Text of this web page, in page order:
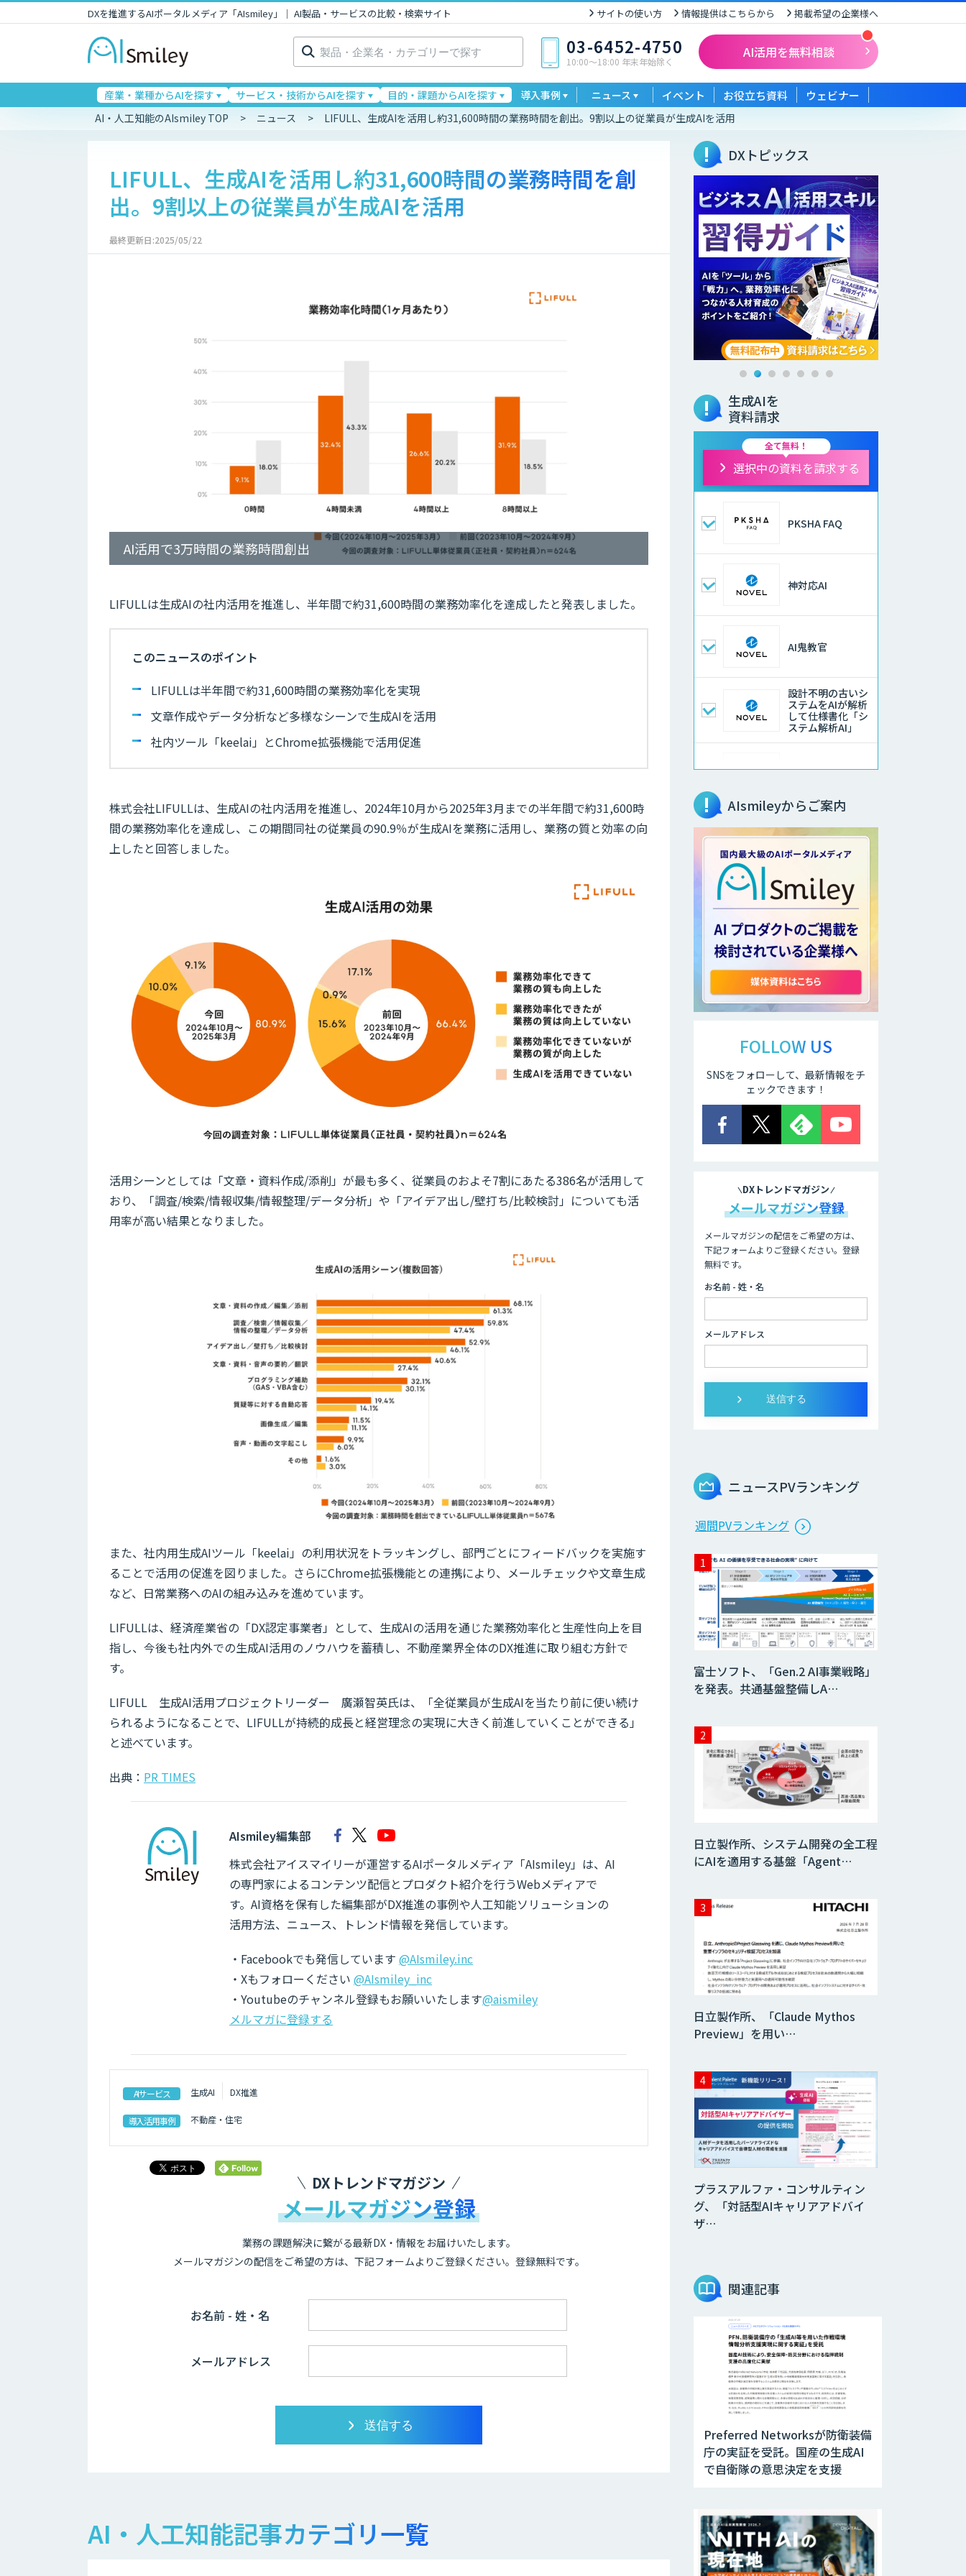
DXを推進するAIポータルメディア「AIsmiley」｜ AI製品・サービスの比較・検索サイト サイトの使い方 情報提供はこちらから 掲載希望の企業様へ
検
索: 03-6452-4750
10:00〜18:00 年末年始除く
AI活用を無料相談
産業・業種からAIを探す サービス・技術からAIを探す 目的・課題からAIを探す 導入事例 ニュース イベント お役立ち資料 ウェビナー
AI・人工知能のAIsmiley TOP ニュース LIFULL、生成AIを活用し約31,600時間の業務時間を創出。9割以上の従業員が生成AIを活用
LIFULL、生成AIを活用し約31,600時間の業務時間を創
出。9割以上の従業員が生成AIを活用
最終更新日:2025/05/22
AI活用で3万時間の業務時間創出
LIFULLは生成AIの社内活用を推進し、半年間で約31,600時間の業務効率化を達成したと発表しました。
このニュースのポイント
LIFULLは半年間で約31,600時間の業務効率化を実現
文章作成やデータ分析など多様なシーンで生成AIを活用
社内ツール「keelai」とChrome拡張機能で活用促進
株式会社LIFULLは、生成AIの社内活用を推進し、2024年10月から2025年3月までの半年間で約31,600時
間の業務効率化を達成し、この期間同社の従業員の90.9％が生成AIを業務に活用し、業務の質と効率の向
上したと回答しました。
活用シーンとしては「文章・資料作成/添削」が最も多く、従業員のおよそ7割にあたる386名が活用して
おり、「調査/検索/情報収集/情報整理/データ分析」や「アイデア出し/壁打ち/比較検討」についても活
用率が高い結果となりました。
また、社内用生成AIツール「keelai」の利用状況をトラッキングし、部門ごとにフィードバックを実施す
ることで活用の促進を図りました。さらにChrome拡張機能との連携により、メールチェックや文章生成
など、日常業務へのAIの組み込みを進めています。
LIFULLは、経済産業省の「DX認定事業者」として、生成AIの活用を通じた業務効率化と生産性向上を目
指し、今後も社内外での生成AI活用のノウハウを蓄積し、不動産業界全体のDX推進に取り組む方針で
す。
LIFULL 生成AI活用プロジェクトリーダー 廣瀬智英氏は、「全従業員が生成AIを当たり前に使い続け
られるようになることで、LIFULLが持続的成長と経営理念の実現に大きく前進していくことができる」
と述べています。
出典： PR TIMES
AIsmiley編集部
株式会社アイスマイリーが運営するAIポータルメディア「AIsmiley」は、AI
の専門家によるコンテンツ配信とプロダクト紹介を行うWebメディアで
す。AI資格を保有した編集部がDX推進の事例や人工知能ソリューションの
活用方法、ニュース、トレンド情報を発信しています。
・Facebookでも発信しています @AIsmiley.inc
・Xもフォローください @AIsmiley_inc
・Youtubeのチャンネル登録もお願いいたします@aismiley
メルマガに登録する
AIサービス 生成AI DX推進
導入活用事例 不動産・住宅
DXトレンドマガジン
メールマガジン登録
業務の課題解決に繋がる最新DX・情報をお届けいたします。
メールマガジンの配信をご希望の方は、下記フォームよりご登録ください。登録無料です。
お名前 - 姓・名
メールアドレス
AI・人工知能記事カテゴリ一覧
DXトピックス
生成AIを
資料請求
全て無料！
選択中の資料を請求する
PKSHA FAQ
神対応AI
AI鬼教官
設計不明の古いシ
ステムをAIが解析
して仕様書化「シ
ステム解析AI」
LLMOチェキ
AIエージェント開
発支援
AIエンジニアアカ
デミー（バイブコ
ーディング研修）
aiDAPTIV+
ELYZA Works
JAPAN AI
KNOWLEDGE
医療文書作成を効
率化する生成
オーダーメイドAI
人材育成研修
データ分析/AI開
グ
イ）
Cabinet
AI/DX研修
AIコール
ログミーツ
powered by
GPT-4
レミスのAI導入支
援サービス
ブートキャンプ
データ分析エージ
ェント
き」コンサルティ
ングサービス
ロボット向け教師
データ収集・作成
SaaS・サブスク
向け収益管理プラ
ットフォーム「ソ
アスク」
JOINT AI Flow
byGMO
AIR-NEXUS
Acompany セキ
ュアチャット
AI価格調査ツール
Smapra
Agentsense
AIsmileyからご案内
FOLLOW US
SNSをフォローして、最新情報をチ
ェックできます！
DXトレンドマガジン
メールマガジン登録
メールマガジンの配信をご希望の方は、
下記フォームよりご登録ください。登録
無料です。
お名前 - 姓・名
メールアドレス
ニュースPVランキング
週間PVランキング
富士ソフト、「Gen.2 AI事業戦略」
を発表。共通基盤整備しA…
日立製作所、システム開発の全工程
にAIを適用する基盤「Agent…
日立製作所、「Claude Mythos
Preview」を用い…
プラスアルファ・コンサルティン
グ、「対話型AIキャリアアドバイ
ザ…
関連記事
Preferred Networksが防衛装備
庁の実証を受託。国産の生成AI
で自衛隊の意思決定を支援